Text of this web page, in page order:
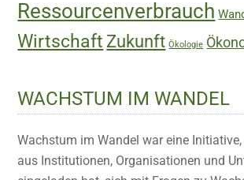
Ressourcenverbrauch
Wirtschaft Zukunft Ökologie
WACHSTUM IM WANDEL
Wachstum im Wandel war eine
aus Institutionen, Organisationen und